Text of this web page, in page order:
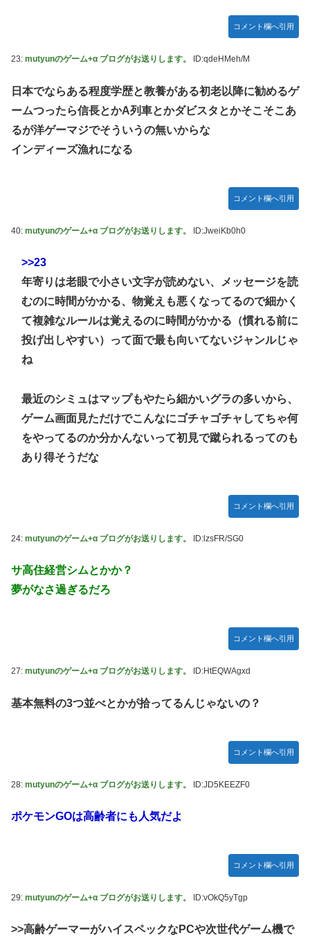
コメント欄へ引用
23: mutyunのゲーム+α ブログがお送りします。 ID:qdeHMeh/M
日本でならある程度学歴と教養がある初老以降に勧めるゲ
ームつったら信長とかA列車とかダビスタとかそこそこあ
るが洋ゲーマジでそういうの無いからな
インディーズ漁れになる
コメント欄へ引用
40: mutyunのゲーム+α ブログがお送りします。 ID:JweiKb0h0
>>23
年寄りは老眼で小さい文字が読めない、メッセージを読
むのに時間がかかる、物覚えも悪くなってるので細かく
て複雑なルールは覚えるのに時間がかかる（慣れる前に
投げ出しやすい）って面で最も向いてないジャンルじゃ
ね
最近のシミュはマップもやたら細かいグラの多いから、
ゲーム画面見ただけでこんなにゴチャゴチャしてちゃ何
をやってるのか分かんないって初見で蹴られるってのも
あり得そうだな
コメント欄へ引用
24: mutyunのゲーム+α ブログがお送りします。 ID:lzsFR/SG0
サ高住経営シムとかか？
夢がなさ過ぎるだろ
コメント欄へ引用
27: mutyunのゲーム+α ブログがお送りします。 ID:HtEQWAgxd
基本無料の3つ並べとかが拾ってるんじゃないの？
コメント欄へ引用
28: mutyunのゲーム+α ブログがお送りします。 ID:JD5KEEZF0
ポケモンGOは高齢者にも人気だよ
コメント欄へ引用
29: mutyunのゲーム+α ブログがお送りします。 ID:vOkQ5yTgp
>>高齢ゲーマーがハイスペックなPCや次世代ゲーム機で